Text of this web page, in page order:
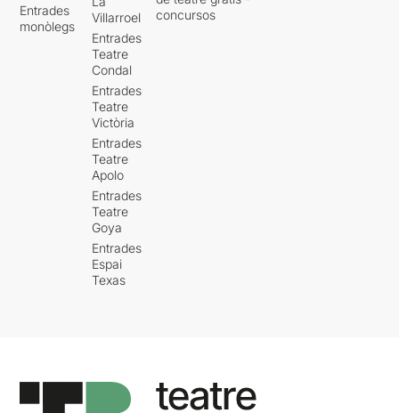
Entrades
monòlegs
Villarroel
Entrades
Teatre
Condal
Entrades
Teatre
Victòria
Entrades
Teatre
Apolo
Entrades
Teatre
Goya
Entrades
Espai
Texas
concursos